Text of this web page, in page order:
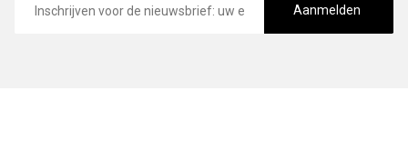
mailadres
Aanmelden